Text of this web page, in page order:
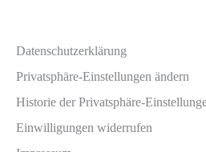
Datenschutzerklärung
Privatsphäre-Einstellungen ändern
Historie der Privatsphäre-
Einwilligungen widerrufen